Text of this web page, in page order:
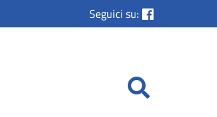
Seguici su: